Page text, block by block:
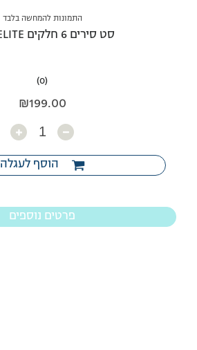
התמונות להמחשה בלבד
סט סירים 6 חלקים ELITE אפור
(0)
₪199.00
כמות
הוסף לעגלה
פרטים נוספים